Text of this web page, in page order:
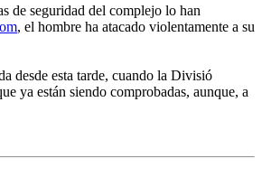
de seguridad del complejo lo han
, el hombre ha atacado violentamente a su
desde esta tarde, cuando la Divisió
ya están siendo comprobadas, aunque, a